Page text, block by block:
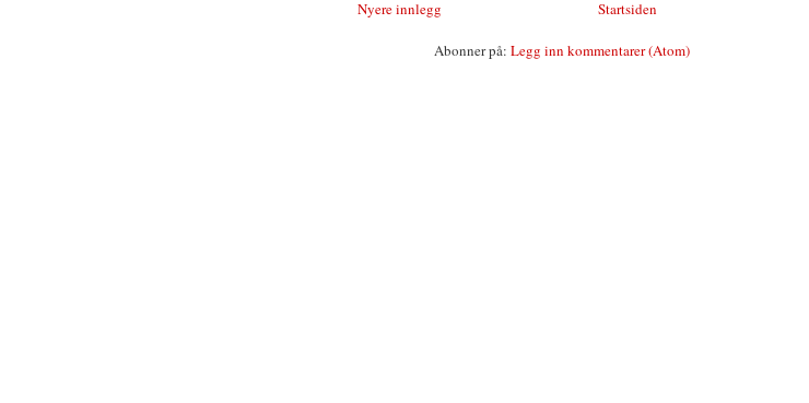
Nyere innlegg Startsiden
Abonner på: Legg inn kommentarer (Atom)